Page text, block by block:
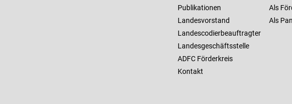
Publikationen
Landesvorstand
Landescodierbeauftragter
Landesgeschäftsstelle
ADFC Förderkreis
Kontakt
Als
Als